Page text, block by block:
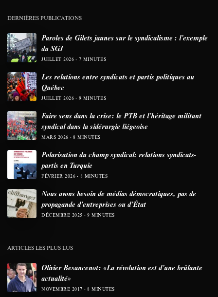
DERNIÈRES PUBLICATIONS
Paroles de Gilets jaunes sur le syndicalisme : l’exemple
du SGJ
JUILLET 2026 7 MINUTES
Les relations entre syndicats et partis politiques au
Québec
JUILLET 2026 9 MINUTES
Faire sens dans la crise: le PTB et l’héritage militant
syndical dans la sidérurgie liégeoise
MARS 2026 8 MINUTES
Polarisation du champ syndical: relations syndicats-
partis en Turquie
FÉVRIER 2026 8 MINUTES
Nous avons besoin de médias démocratiques, pas de
propagande d’entreprises ou d’État
DÉCEMBRE 2025 9 MINUTES
ARTICLES LES PLUS LUS
Olivier Besancenot: «La révolution est d’une brûlante
actualité»
NOVEMBRE 2017 8 MINUTES